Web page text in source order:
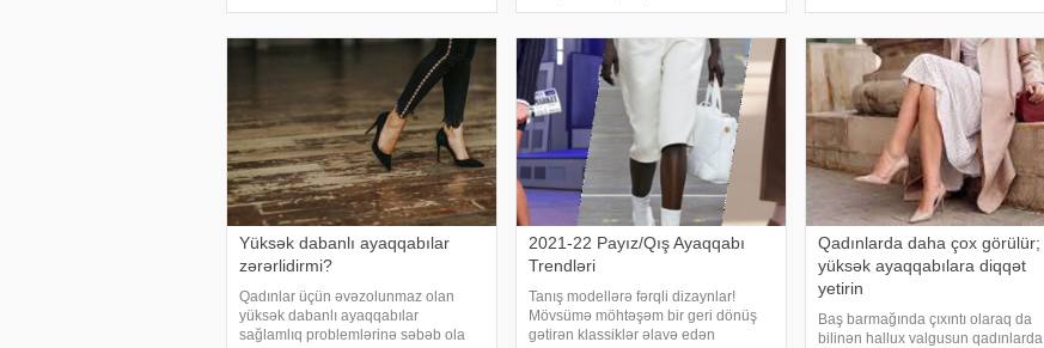
Elgiz Əkbər və vəki
diaqnozlar 10 uşaqdan az qala
səbəbi nədir? Uşaqlarda pəncələrin
normal inkişafı üçü
Pəncəmizin təbi
Yüksək dabanlı ayaqqabılar
zərərlidirmi?
Qadınlar üçün əvəzolunmaz olan
yüksək dabanlı ayaqqabılar
sağlamlıq problemlərinə səbəb ola
2021-22 Payız/Qış Ayaqqabı
Trendləri
Tanış modellərə fərqli dizaynlar!
Mövsümə möhtəşəm bir geri dönüş
gətirən klassiklər əlavə edən
Qadınlarda daha çox görülür;
yüksək ayaqqabılara diqqət
yetirin
Baş barmağında çıxıntı olaraq da
bilinən hallux valgusun qadınlarda